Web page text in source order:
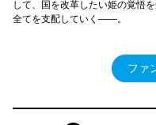
して、国を改革したい姫の覚悟
全てを支配していく――。
ファ